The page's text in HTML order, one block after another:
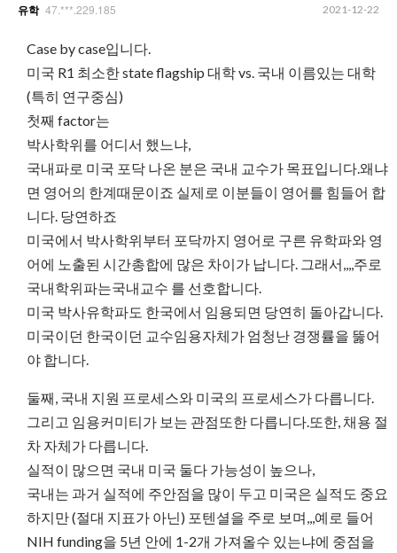
유학 47.***.229.185 2021-12-22
Case by case입니다.
미국 R1 최소한 state flagship 대학 vs. 국내 이름있는 대학
(특히 연구중심)
첫째 factor는
박사학위를 어디서 했느냐,
국내파로 미국 포닥 나온 분은 국내 교수가 목표입니다.왜냐
면 영어의 한계때문이죠 실제로 이분들이 영어를 힘들어 합
니다. 당연하죠
미국에서 박사학위부터 포닥까지 영어로 구른 유학파와 영
어에 노출된 시간총합에 많은 차이가 납니다. 그래서,,,,주로
국내학위파는국내교수 를 선호합니다.
미국 박사유학파도 한국에서 임용되면 당연히 돌아갑니다.
미국이던 한국이던 교수임용자체가 엄청난 경쟁률을 뚫어
야 합니다.
둘째, 국내 지원 프로세스와 미국의 프로세스가 다릅니다.
그리고 임용커미티가 보는 관점또한 다릅니다.또한, 채용 절
차 자체가 다릅니다.
실적이 많으면 국내 미국 둘다 가능성이 높으나,
국내는 과거 실적에 주안점을 많이 두고 미국은 실적도 중요
하지만 (절대 지표가 아닌) 포텐셜을 주로 보며,,,예로 들어
NIH funding을 5년 안에 1-2개 가져올수 있는냐에 중점을